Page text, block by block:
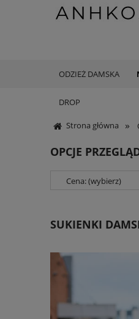
ODZIEŻ DAMSKA
DROP
Strona główna »
OPCJE
Cena: (wybierz)
SUKIENKI